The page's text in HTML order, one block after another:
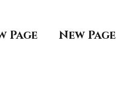
Page New Page